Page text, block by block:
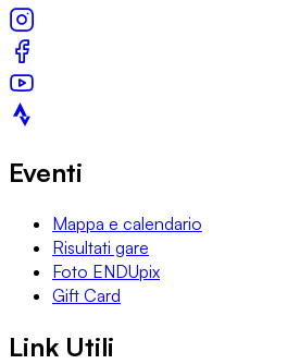
Eventi
Mappa e calendario
Risultati gare
Foto ENDUpix
Gift Card
Link Utili